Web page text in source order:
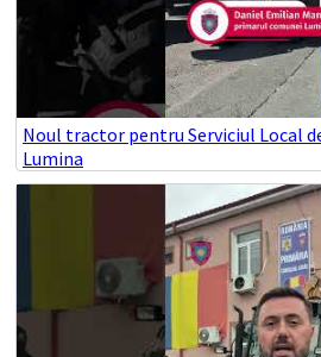
Noul tractor pentru Serviciul Local
Lumina